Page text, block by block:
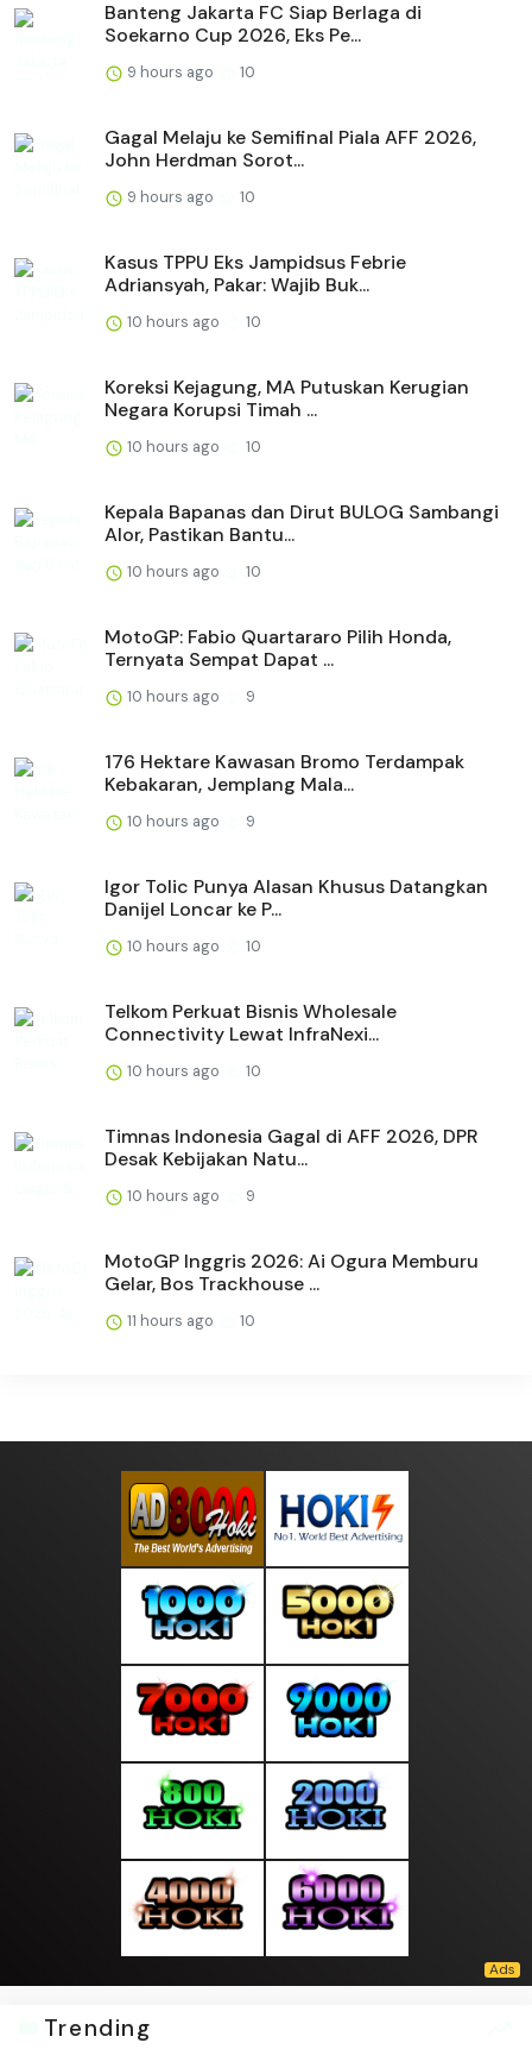
Banteng Jakarta FC Siap Berlaga di
Soekarno Cup 2026, Eks Pe...
9 hours ago 10
Gagal Melaju ke Semifinal Piala AFF 2026,
John Herdman Sorot...
9 hours ago 10
Kasus TPPU Eks Jampidsus Febrie
Adriansyah, Pakar: Wajib Buk...
10 hours ago 10
Koreksi Kejagung, MA Putuskan Kerugian
Negara Korupsi Timah ...
10 hours ago 10
Kepala Bapanas dan Dirut BULOG Sambangi
Alor, Pastikan Bantu...
10 hours ago 10
MotoGP: Fabio Quartararo Pilih Honda,
Ternyata Sempat Dapat ...
10 hours ago 9
176 Hektare Kawasan Bromo Terdampak
Kebakaran, Jemplang Mala...
10 hours ago 9
Igor Tolic Punya Alasan Khusus Datangkan
Danijel Loncar ke P...
10 hours ago 10
Telkom Perkuat Bisnis Wholesale
Connectivity Lewat InfraNexi...
10 hours ago 10
Timnas Indonesia Gagal di AFF 2026, DPR
Desak Kebijakan Natu...
10 hours ago 9
MotoGP Inggris 2026: Ai Ogura Memburu
Gelar, Bos Trackhouse ...
11 hours ago 10
Trending